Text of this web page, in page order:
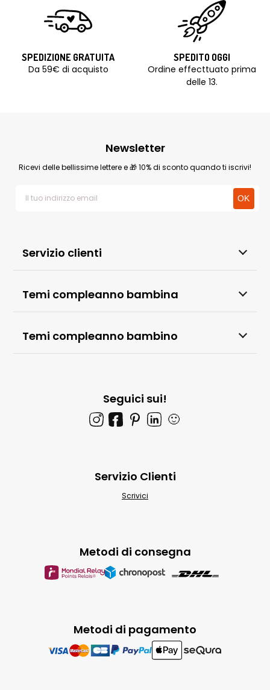
SPEDIZIONE GRATUITA
Da 59€ di acquisto
SPEDITO OGGI
Ordine effecttuato prima
delle 13.
Servizio clienti
Temi compleanno bambina
Temi compleanno bambino
Newsletter
Ricevi delle bellissime lettere e 🎁 10% di sconto quando ti iscrivi!
Seguici sui!
🙂
Metodi di pagamento
Metodi di consegna
Servizio Clienti
Scrivici